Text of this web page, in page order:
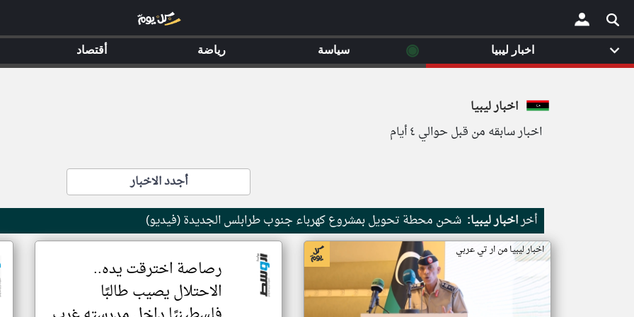
×
اخبار ليبيا
اخبار سابقه من قبل حوالي ٤ أيام
أجدد الاخبار
أخراخبار ليبيا: شحن محطة تحويل بمشروع كهرباء جنوب طرابلس الجديدة (فيديو)
اخبار ليبيا من ار تي عربي
رصاصة اخترقت يده..
الاحتلال يصيب طالبًا
اخبار ليبيا ◉ سياسة رياضة أقتصاد